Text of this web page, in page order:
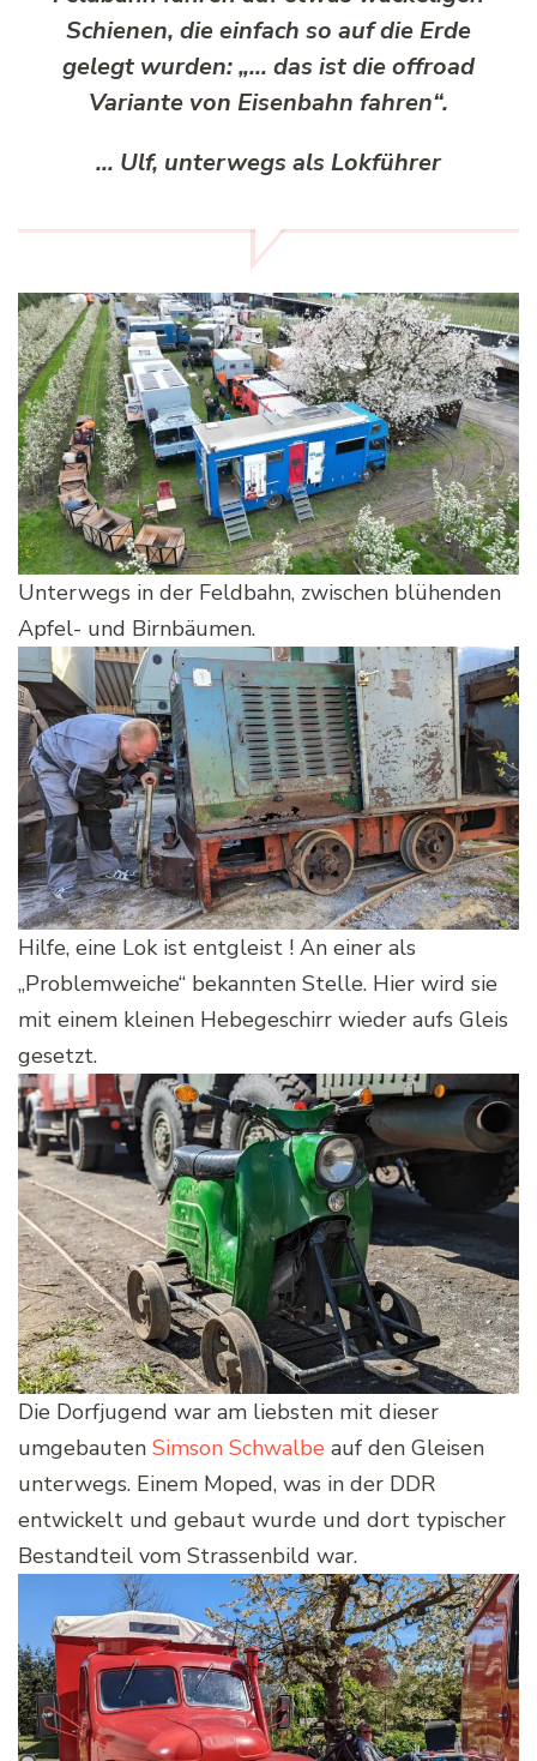
Schienen, die einfach so auf die Erde
gelegt wurden: „… das ist die offroad
Variante von Eisenbahn fahren“.
… Ulf, unterwegs als Lokführer
Unterwegs in der Feldbahn, zwischen blühenden
Apfel- und Birnbäumen.
Hilfe, eine Lok ist entgleist ! An einer als
„Problemweiche“ bekannten Stelle. Hier wird sie
mit einem kleinen Hebegeschirr wieder aufs Gleis
gesetzt.
Die Dorfjugend war am liebsten mit dieser
umgebauten Simson Schwalbe auf den Gleisen
unterwegs. Einem Moped, was in der DDR
entwickelt und gebaut wurde und dort typischer
Bestandteil vom Strassenbild war.